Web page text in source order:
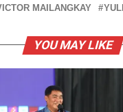
MAILANGKAY
YOU MAY LIKE